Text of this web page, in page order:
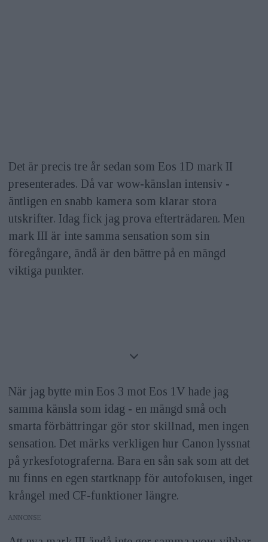
Det är precis tre år sedan som Eos 1D mark II
presenterades. Då var wow-känslan intensiv -
äntligen en snabb kamera som klarar stora
utskrifter. Idag fick jag prova efterträdaren. Men
mark III är inte samma sensation som sin
föregångare, ändå är den bättre på en mängd
viktiga punkter.
När jag bytte min Eos 3 mot Eos 1V hade jag
samma känsla som idag - en mängd små och
smarta förbättringar gör stor skillnad, men ingen
sensation. Det märks verkligen hur Canon lyssnat
på yrkesfotograferna. Bara en sån sak som att det
nu finns en egen startknapp för autofokusen, inget
krångel med CF-funktioner längre.
ANNONS